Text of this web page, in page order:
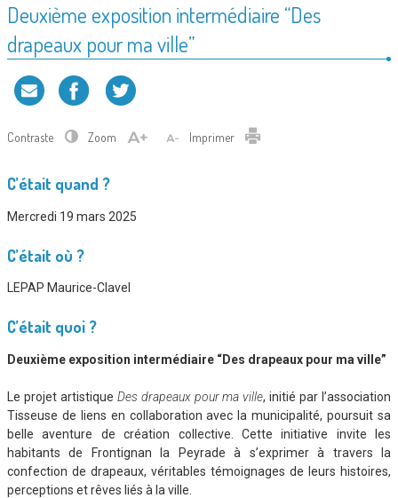
Deuxième exposition intermédiaire “Des
drapeaux pour ma ville”
Contraste Zoom Imprimer
C’était quand ?
Mercredi 19 mars 2025
C’était où ?
LEPAP Maurice-Clavel
C’était quoi ?
Deuxième exposition intermédiaire “Des drapeaux pour ma ville”
Le projet artistique Des drapeaux pour ma ville, initié par l’association
Tisseuse de liens en collaboration avec la municipalité, poursuit sa
belle aventure de création collective. Cette initiative invite les
habitants de Frontignan la Peyrade à s’exprimer à travers la
confection de drapeaux, véritables témoignages de leurs histoires,
perceptions et rêves liés à la ville.